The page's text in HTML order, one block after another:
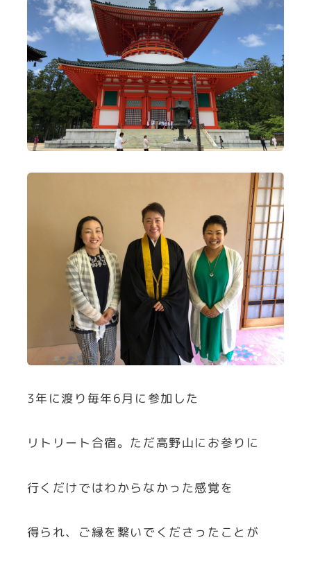
3年に渡り毎年6月に参加した
リトリート合宿。ただ高野山にお参りに
行くだけではわからなかった感覚を
得られ、ご縁を繋いでくださったことが